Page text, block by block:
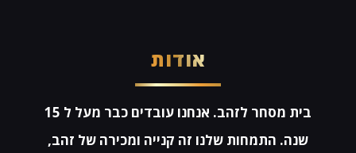
אודות
בית מסחר לזהב. אנחנו עובדים כבר מעל ל 15
שנה. התמחות שלנו זה קנייה ומכירה של זהב,